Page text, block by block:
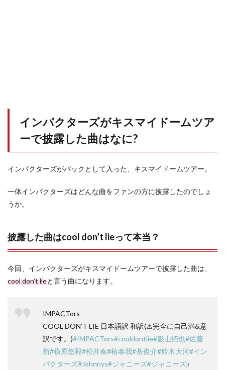
インパクターズがキスマイドームツア
ーで披露した曲はなに?
インパクターズがバックとして入った、キスマイドームツアー。
一体インパクターズはどんな曲をファンの方に披露したのでしょ
うか。
披露した曲はcool don’t lieって本当？
今回、インパクターズがキスマイドームツアーで披露した曲は、
cool don’t lieと言う曲になります。
IMPACTors
COOL DON’T LIE 日本語訳 和訳(⚠️完全に自己満&意
訳です。)#IMPACTors#cooldontlie#影山拓也#佐藤
新#横原悠毅#松井奏#椿泰我#基俊介#鈴木大河#イン
パクターズ#Johnnys#ジャニーズ#ジャニーズjr